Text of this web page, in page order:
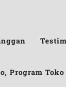
Program Toko